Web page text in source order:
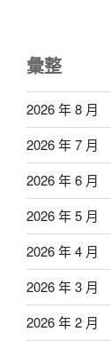
彙整
2026 年 8 月
2026 年 7 月
2026 年 6 月
2026 年 5 月
2026 年 4 月
2026 年 3 月
2026 年 2 月